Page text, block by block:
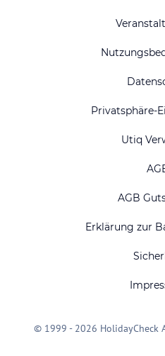
Privatsphäre-
Utiq
AGB
Erklärung zur
© 1999 - 2026 HolidayCheck